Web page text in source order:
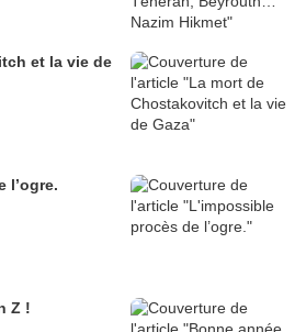
et la vie de
l’ogre.
Z !